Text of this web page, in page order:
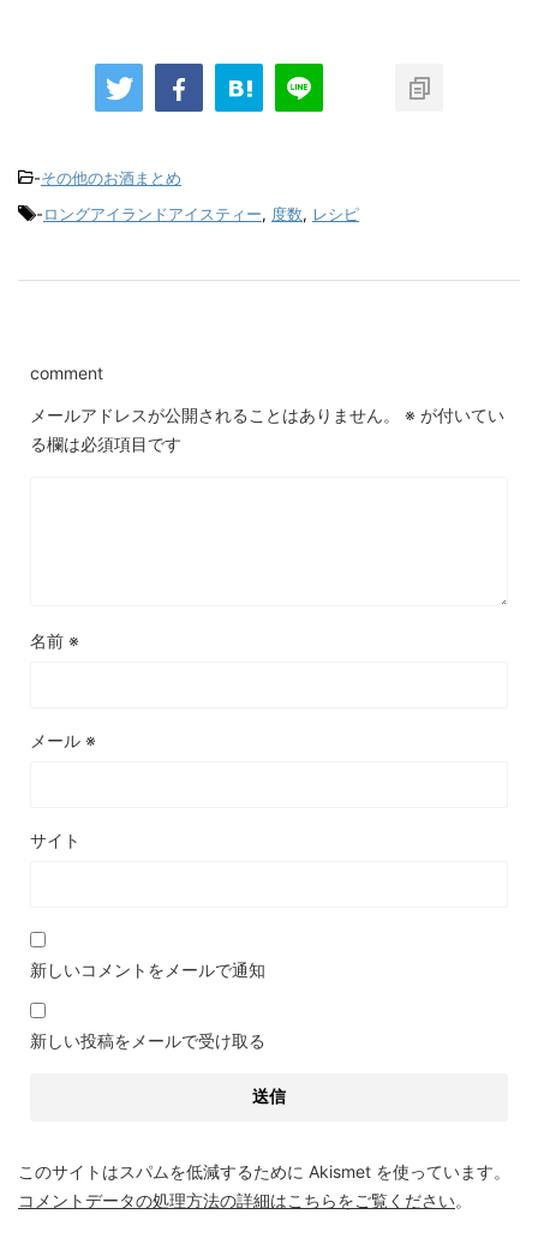
-その他のお酒まとめ
-ロングアイランドアイスティー, 度数, レシピ
comment
メールアドレスが公開されることはありません。 ※ が付いてい
る欄は必須項目です
名前 ※
メール ※
サイト
新しいコメントをメールで通知
新しい投稿をメールで受け取る
このサイトはスパムを低減するために Akismet を使っています。
コメントデータの処理方法の詳細はこちらをご覧ください。